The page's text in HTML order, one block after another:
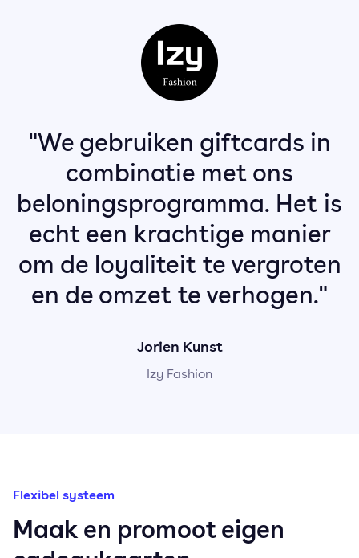
"We gebruiken giftcards in
combinatie met ons
beloningsprogramma. Het is
echt een krachtige manier
om de loyaliteit te vergroten
en de omzet te verhogen."
Jorien Kunst
Izy Fashion
Flexibel systeem
Maak en promoot eigen